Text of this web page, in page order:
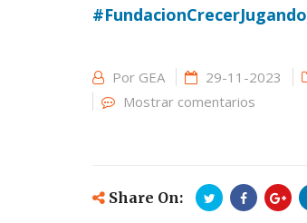
#FundacionCrecerJugando
Por GEA 29-11-2023
Mostrar comentarios
Share On: